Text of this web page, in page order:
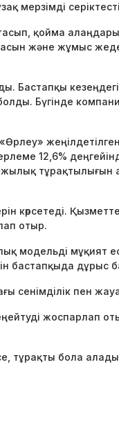
мерзімді
қойма
және жұмыс
Бастапқы кезеңдегі
Бүгінде компания
12,6%
тұрақтылығын
отыр.
модельді мұқият
бастапқыда дұрыс
сенімділік пен
жоспарлап
тұрақты бола